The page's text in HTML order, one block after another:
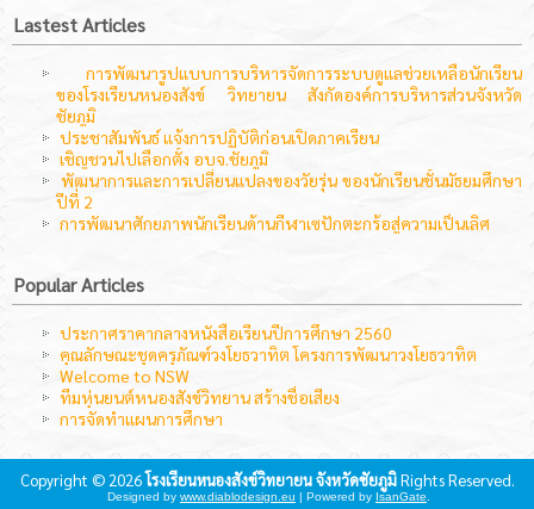
Lastest Articles
การพัฒนารูปแบบการบริหารจัดการระบบดูแลช่วยเหลือนักเรียน
ของโรงเรียนหนองสังข์ วิทยายน สังกัดองค์การบริหารส่วนจังหวัด
ชัยภูมิ
ประชาสัมพันธ์ แจ้งการปฏิบัติก่อนเปิดภาคเรียน
เชิญชวนไปเลือกตั้ง อบจ.ชัยภูมิ
พัฒนาการและการเปลี่ยนแปลงของวัยรุ่น ของนักเรียนชั้นมัธยมศึกษา
ปีที่ 2
การพัฒนาศักยภาพนักเรียนด้านกีฬาเซปักตะกร้อสู่ความเป็นเลิศ
Popular Articles
ประกาศราคากลางหนังสือเรียนปีการศึกษา 2560
คุณลักษณะชุดครุภัณฑ์วงโยธวาทิต โครงการพัฒนาวงโยธวาทิต
Welcome to NSW
ทีมหุ่นยนต์หนองสังข์วิทยาน สร้างชื่อเสียง
การจัดทำแผนการศึกษา
Copyright © 2026โรงเรียนหนองสังข์วิทยายน จังหวัดชัยภูมิ Rights Reserved.
Designed by www.diablodesign.eu | Powered by IsanGate.